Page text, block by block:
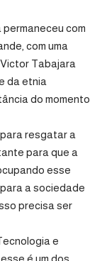
com
com uma
Tabajara
da etnia
do momento
resgatar a
para que a
esse
a sociedade
precisa ser
e
é um dos